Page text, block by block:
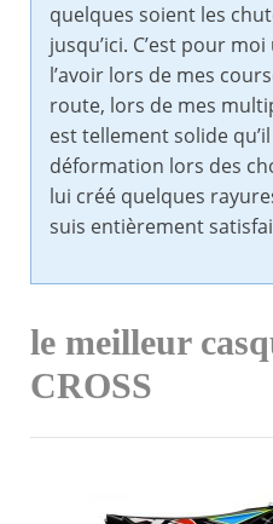
quelques soient les
jusqu’ici. C’est pour
l’avoir lors de mes
route, lors de mes
est tellement solide
déformation lors des
lui créé quelques
suis entièrement
le meilleur
CROSS